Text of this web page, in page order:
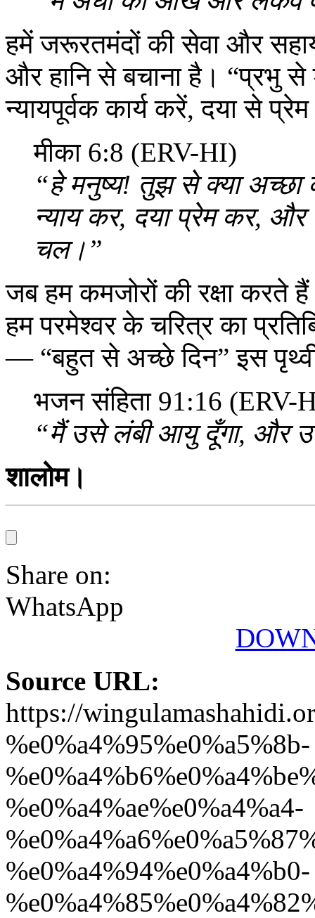
हमें जरूरतमंदों की सेवा और
और हानि से बचाना है। “प्रभु
न्यायपूर्वक कार्य करें, दया से
मीका 6:8 (ERV-HI)
“हे मनुष्य! तुझ से क्या अच्छा
न्याय कर, दया प्रेम कर,
चल।”
जब हम कमजोरों की रक्षा करते
हम परमेश्वर के चरित्र का
— “बहुत से अच्छे दिन” इस
भजन संहिता 91:16 (ERV-
“मैं उसे लंबी आयु दूँगा, और
शालोम।
Share on:
WhatsApp
Source URL:
https://
%e0%a4%95%e0%a5%8b-
%e0%a4%ae%e0%a4%a4-
%e0%a4%94%e0%a4%b0-